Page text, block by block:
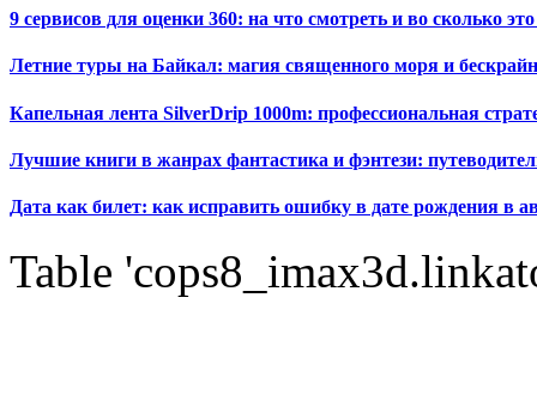
9 сервисов для оценки 360: на что смотреть и во сколько это
Летние туры на Байкал: магия священного моря и
Капельная лента SilverDrip 1000m: профессиональная
Лучшие книги в жанрах фантастика и фэнтези:
Дата как билет: как исправить ошибку в дате рождения в
Table